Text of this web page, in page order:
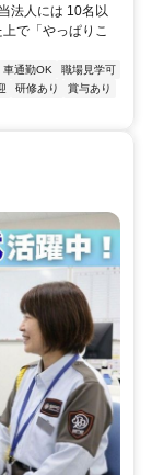
法人には 10名以
で「やっぱりこ
車通勤OK
職場見学可
研修あり
賞与あり